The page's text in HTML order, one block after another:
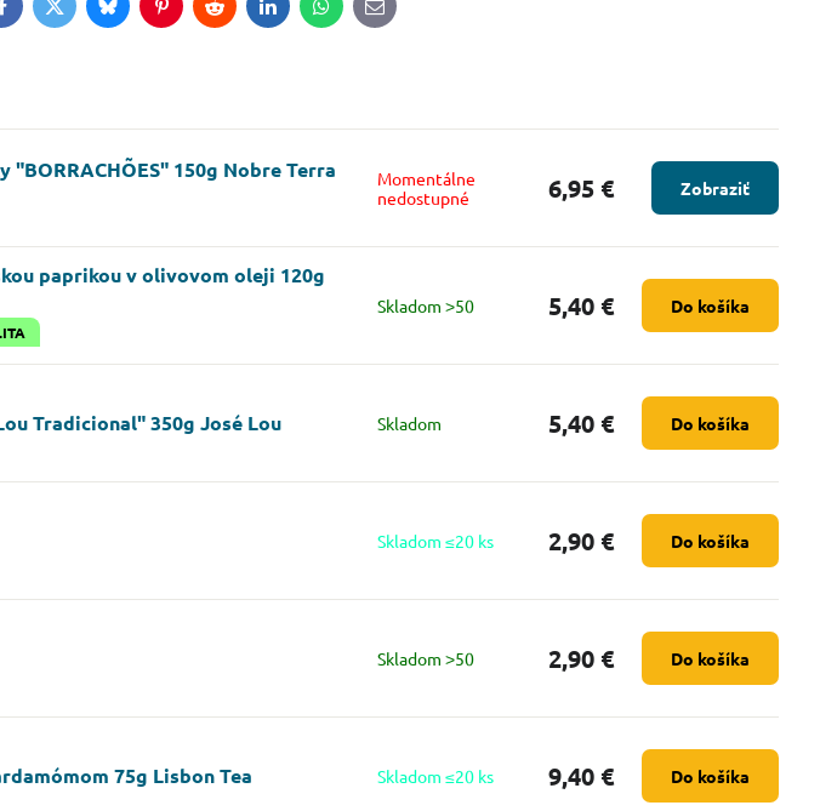
FacebookTwitterBlueskyPinterestRedditLinkedInWhatsApp
E-
mail
"BORRACHÕES" 150g Nobre Terra
Momentálne
nedostupné
6,95 € Zobraziť
paprikou v olivovom oleji 120g
Skladom ˃50 5,40 € Do košíka
Tradicional" 350g José Lou Skladom 5,40 € Do košíka
Skladom ≤20 ks 2,90 € Do košíka
Skladom ˃50 2,90 € Do košíka
75g Lisbon Tea Skladom ≤20 ks 9,40 € Do košíka